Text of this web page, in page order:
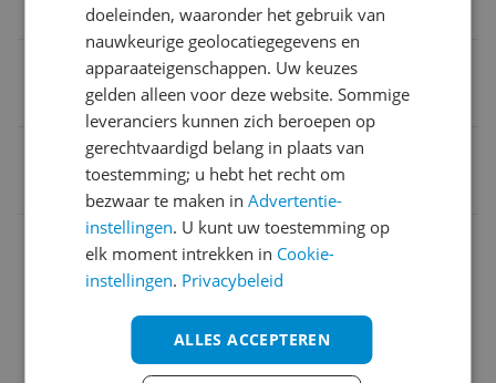
Niet van toepassing
Waarschuwingen
Niet van toepassing
8710839110499
Eigenschappen
Garantie
Inhoud en samenstelling van dit artikel
Overige kenmerken
doeleinden, waaronder het gebruik van
nauwkeurige geolocatiegegevens en
apparaateigenschappen. Uw keuzes
gelden alleen voor deze website. Sommige
leveranciers kunnen zich beroepen op
gerechtvaardigd belang in plaats van
toestemming; u hebt het recht om
bezwaar te maken inAdvertentie-
instellingen. U kunt uw toestemming op
elk moment intrekken in Cookie-
instellingen. Privacybeleid
ALLES ACCEPTEREN